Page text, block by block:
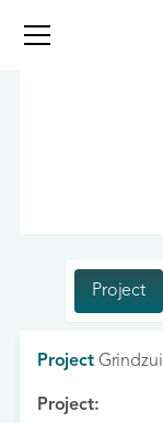
Project
Project
Project: